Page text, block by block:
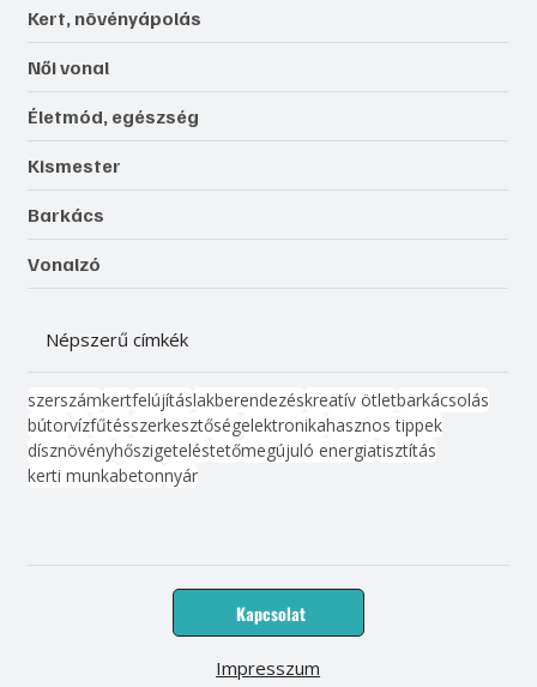
Kert, növényápolás
Női vonal
Életmód, egészség
Kismester
Barkács
Vonalzó
Népszerű címkék
szerszámkertfelújításlakberendezéskreatív ötletbarkácsolás
bútorvízfűtésszerkesztőségelektronikahasznos tippek
dísznövényhőszigeteléstetőmegújuló energiatisztítás
kerti munkabetonnyár
Kapcsolat
Impresszum